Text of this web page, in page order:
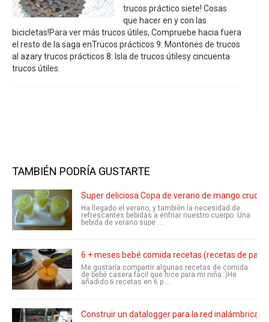
trucos práctico siete! Cosas
que hacer en y con las
bicicletas!Para ver más trucos útiles, Compruebe hacia fuera
el resto de la saga enTrucos prácticos 9: Montones de trucos
al azary trucos prácticos 8: Isla de trucos útilesy cincuenta
trucos útiles.
TAMBIÉN PODRÍA GUSTARTE
Super deliciosa Copa de verano de mango crudo
Ha llegado el verano, y también la necesidad de
refrescantes bebidas a enfriar nuestro cuerpo. Una
bebida de verano supe ...
6 + meses bebé comida recetas (recetas de
Me gustaría compartir algunas recetas de comida
de bebé casera fácil que hice para mi niña :)He
añadido 6 recetas en 6 p ...
Construir un datalogger para la red inalámbrica